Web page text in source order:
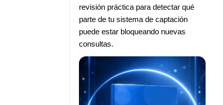
revisión práctica para detectar qué
parte de tu sistema de captación
puede estar bloqueando nuevas
consultas.